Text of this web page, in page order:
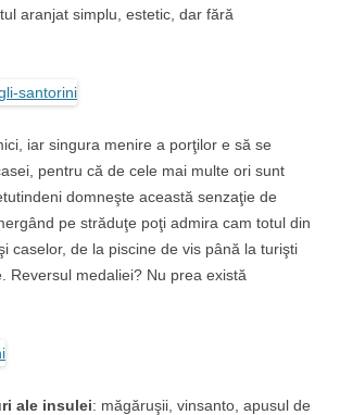
aranjat simplu, estetic, dar fără
iar singura menire a porţilor e să se
pentru că de cele mai multe ori sunt
domneşte această senzaţie de
pe străduţe poţi admira cam totul din
caselor, de la piscine de vis până la turişti
Reversul medaliei? Nu prea există
ale insulei: măgăruşii, vinsanto, apusul de